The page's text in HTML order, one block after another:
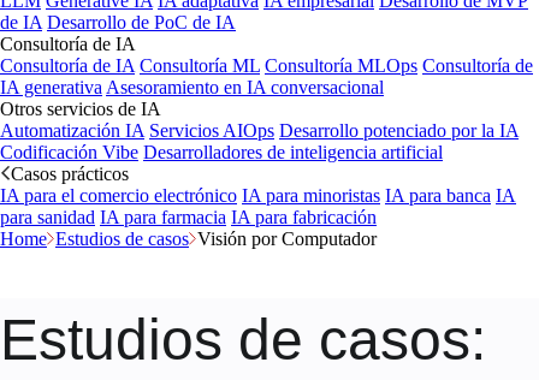
de IA Desarrollo de PoC de IA
Consultoría de IA
Consultoría de IA Consultoría ML Consultoría MLOps Consultoría de
IA generativa Asesoramiento en IA conversacional
Otros servicios de IA
Automatización IA Servicios AIOps Desarrollo potenciado por la IA
Codificación Vibe Desarrolladores de inteligencia artificial
Casos prácticos
IA para el comercio electrónico IA para minoristas IA para banca IA
para sanidad IA para farmacia IA para fabricación
Home Estudios de casos Visión por Computador
Estudios de casos: